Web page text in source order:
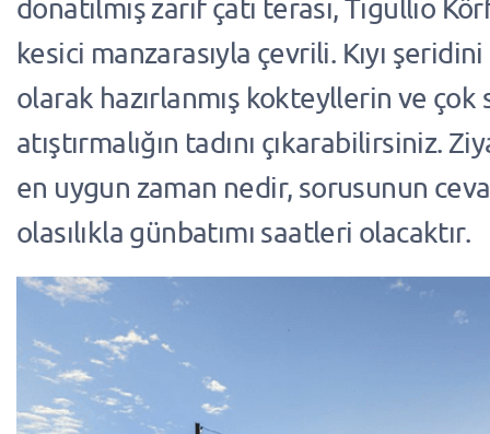
donatılmış zarif çatı terası, Tigullio
kesici manzarasıyla çevrili. Kıyı
olarak hazırlanmış kokteyllerin ve çok
atıştırmalığın tadını çıkarabilirsiniz.
en uygun zaman nedir, sorusunun
olasılıkla günbatımı saatleri olacaktır.